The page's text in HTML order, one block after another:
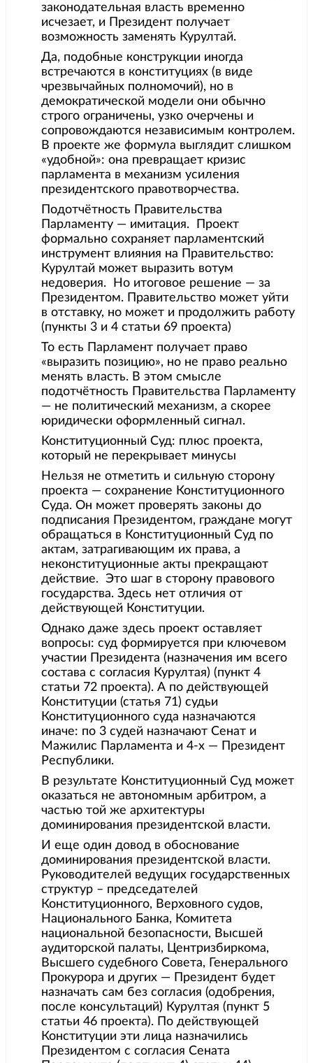
законодательная власть временно
исчезает, и Президент получает
возможность заменять Курултай.
Да, подобные конструкции иногда
встречаются в конституциях (в виде
чрезвычайных полномочий), но в
демократической модели они обычно
строго ограничены, узко очерчены и
сопровождаются независимым контролем.
В проекте же формула выглядит слишком
«удобной»: она превращает кризис
парламента в механизм усиления
президентского правотворчества.
Подотчётность Правительства
Парламенту — имитация. Проект
формально сохраняет парламентский
инструмент влияния на Правительство:
Курултай может выразить вотум
недоверия. Но итоговое решение — за
Президентом. Правительство может уйти
в отставку, но может и продолжить работу
(пункты 3 и 4 статьи 69 проекта)
То есть Парламент получает право
«выразить позицию», но не право реально
менять власть. В этом смысле
подотчётность Правительства Парламенту
— не политический механизм, а скорее
юридически оформленный сигнал.
Конституционный Суд: плюс проекта,
который не перекрывает минусы
Нельзя не отметить и сильную сторону
проекта — сохранение Конституционного
Суда. Он может проверять законы до
подписания Президентом, граждане могут
обращаться в Конституционный Суд по
актам, затрагивающим их права, а
неконституционные акты прекращают
действие. Это шаг в сторону правового
государства. Здесь нет отличия от
действующей Конституции.
Однако даже здесь проект оставляет
вопросы: суд формируется при ключевом
участии Президента (назначения им всего
состава с согласия Курултая) (пункт 4
статьи 72 проекта). А по действующей
Конституции (статья 71) судьи
Конституционного суда назначаются
иначе: по 3 судей назначают Сенат и
Мажилис Парламента и 4-х — Президент
Республики.
В результате Конституционный Суд может
оказаться не автономным арбитром, а
частью той же архитектуры
доминирования президентской власти.
И еще один довод в обоснование
доминирования президентской власти.
Руководителей ведущих государственных
структур – председателей
Конституционного, Верховного судов,
Национального Банка, Комитета
национальной безопасности, Высшей
аудиторской палаты, Центризбиркома,
Высшего судебного Совета, Генерального
Прокурора и других — Президент будет
назначать сам без согласия (одобрения,
после консультаций) Курултая (пункт 5
статьи 46 проекта). По действующей
Конституции эти лица назначились
Президентом с согласия Сената